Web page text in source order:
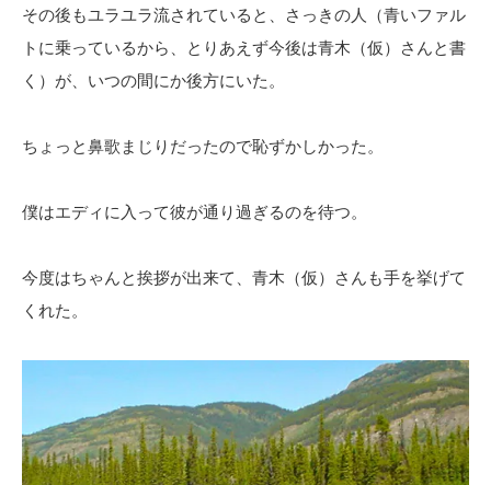
その後もユラユラ流されていると、さっきの人（青いファル
トに乗っているから、とりあえず今後は青木（仮）さんと書
く）が、いつの間にか後方にいた。
ちょっと鼻歌まじりだったので恥ずかしかった。
僕はエディに入って彼が通り過ぎるのを待つ。
今度はちゃんと挨拶が出来て、青木（仮）さんも手を挙げて
くれた。